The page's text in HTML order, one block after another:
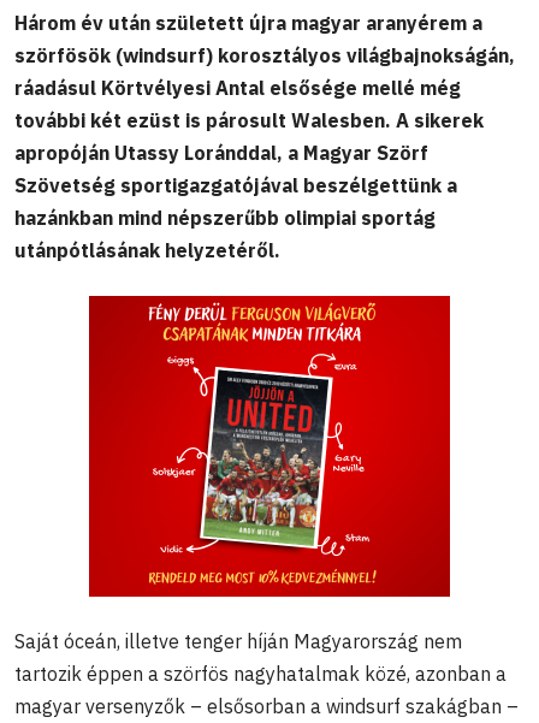
Három év után született újra magyar aranyérem a
szörfösök (windsurf) korosztályos világbajnokságán,
ráadásul Körtvélyesi Antal elsősége mellé még
további két ezüst is párosult Walesben. A sikerek
apropóján Utassy Loránddal, a Magyar Szörf
Szövetség sportigazgatójával beszélgettünk a
hazánkban mind népszerűbb olimpiai sportág
utánpótlásának helyzetéről.
Saját óceán, illetve tenger híján Magyarország nem
tartozik éppen a szörfös nagyhatalmak közé, azonban a
magyar versenyzők – elsősorban a windsurf szakágban –